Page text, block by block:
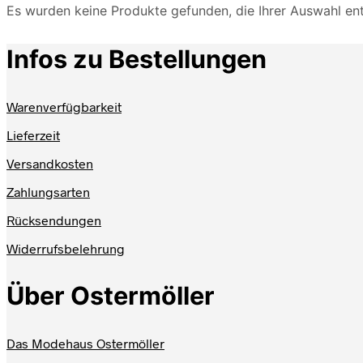
Es wurden keine Produkte gefunden, die Ihrer Auswahl
Infos zu Bestellungen
Warenverfügbarkeit
Lieferzeit
Versandkosten
Zahlungsarten
Rücksendungen
Widerrufsbelehrung
Über Ostermöller
Das Modehaus Ostermöller